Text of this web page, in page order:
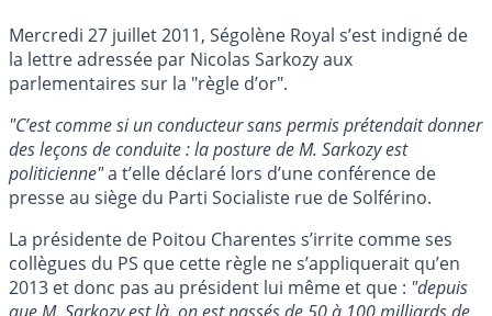
Mercredi 27 juillet 2011, Ségolène Royal s’est indigné de
la lettre adressée par Nicolas Sarkozy aux
parlementaires sur la "règle d’or".
"C’est comme si un conducteur sans permis prétendait donner
des leçons de conduite : la posture de M. Sarkozy est
politicienne"a t’elle déclaré lors d’une conférence de
presse au siège du Parti Socialiste rue de Solférino.
La présidente de Poitou Charentes s’irrite comme ses
collègues du PS que cette règle ne s’appliquerait qu’en
2013 et donc pas au président lui même et que : "depuis